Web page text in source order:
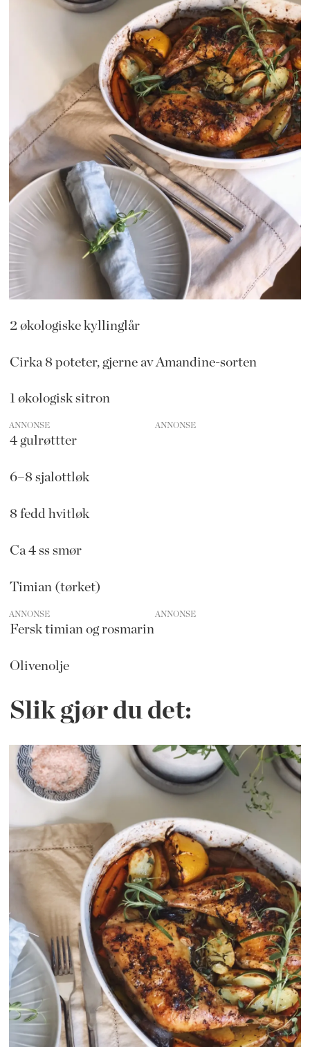
2 økologiske kyllinglår
Cirka 8 poteter, gjerne av Amandine-sorten
1 økologisk sitron
ANNONSE
4 gulrøttter
6–8 sjalottløk
8 fedd hvitløk
Ca 4 ss smør
Timian (tørket)
ANNONSE
Fersk timian og rosmarin
Olivenolje
Slik gjør du det: